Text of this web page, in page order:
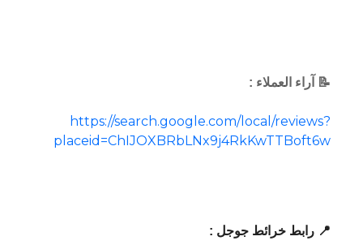
📝 آراء العملاء :
https://search.google.com/local/reviews?
placeid=ChIJOXBRbLNx9j4RkKwTTBoft6w
📍 رابط خرائط جوجل :